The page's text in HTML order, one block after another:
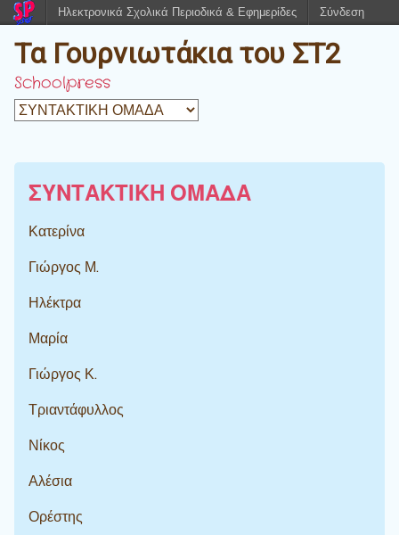
Τα Γουρνιωτάκια του ΣΤ2
Schoolpress
ΣΥΝΤΑΚΤΙΚΗ ΟΜΑΔΑ
Κατερίνα
Γιώργος Μ.
Ηλέκτρα
Μαρία
Γιώργος Κ.
Τριαντάφυλλος
Νίκος
Αλέσια
Ορέστης
Ηλεκτρονικά Σχολικά Περιοδικά & Εφημερίδες Σύνδεση